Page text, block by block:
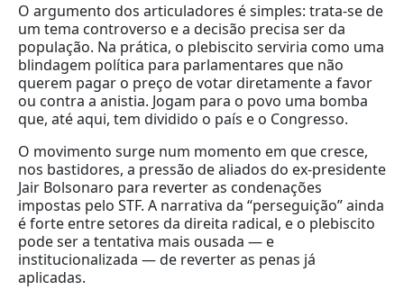
O argumento dos articuladores é simples: trata-se de
um tema controverso e a decisão precisa ser da
população. Na prática, o plebiscito serviria como uma
blindagem política para parlamentares que não
querem pagar o preço de votar diretamente a favor
ou contra a anistia. Jogam para o povo uma bomba
que, até aqui, tem dividido o país e o Congresso.
O movimento surge num momento em que cresce,
nos bastidores, a pressão de aliados do ex-presidente
Jair Bolsonaro para reverter as condenações
impostas pelo STF. A narrativa da “perseguição” ainda
é forte entre setores da direita radical, e o plebiscito
pode ser a tentativa mais ousada — e
institucionalizada — de reverter as penas já
aplicadas.